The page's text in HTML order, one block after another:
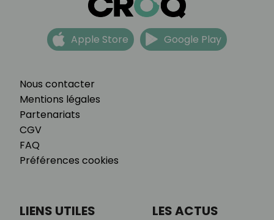
Nous contacter
Mentions légales
Partenariats
CGV
FAQ
Préférences cookies
Apple Store Google Play
LIENS UTILES LES ACTUS